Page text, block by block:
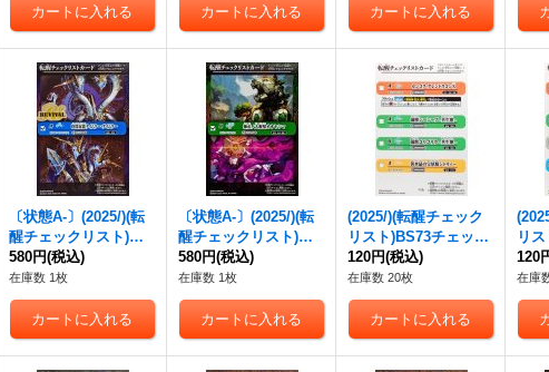
{BS73-TX01a/BS73-T
X01b}《赤》
S73-028b}《緑》
3-
《黄
〔状態A-〕(2025/)(転
醒チェックリスト)時
間双龍タイムラー・ダ
イムラー/時空竜軍団
長タイムラー・ダイム
ラー【-】{BSC47-RV0
09}《青》
580円(税込)
在庫数 1枚
〔状態A-〕(2025/)(転
醒チェックリスト)神
産ノ大醒獣オオヤシ
マ/黄泉ノ醒獣帝ヨモ
ツオオカミ【-】{BS5
5-TX02}《紫》
580円(税込)
在庫数 1枚
(2025/)(転醒チェック
リスト)BS73チェック
リスト1【-】{BS73-1/
6}《無》
120円(税込)
在庫数 20枚
リ
リス
6}《
120
在庫